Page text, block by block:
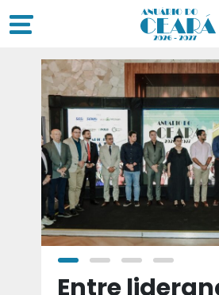
Entre